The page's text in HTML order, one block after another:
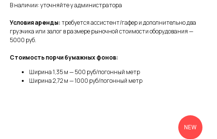
В наличии: уточняйте у администратора
Условия аренды:требуется ассистент/гафер и дополнительно два
грузчика или залог в размере рыночной стоимости оборудования —
5000 руб.
Стоимость порчи бумажных фонов:
Ширина 1,35 м — 500 руб/погонный метр
Ширина 2,72 м — 1000 руб/погонный метр
NEW